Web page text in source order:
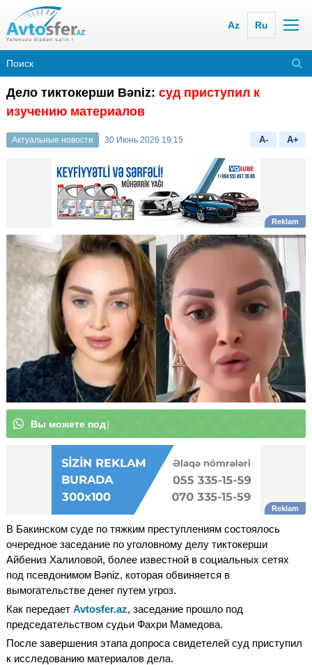
Az Ru
Дело тиктокерши Bəniz: суд приступил к
изучению материалов
Актуальные новости 30 Июнь 2026 19:15 A- A+
Вы може|
В Бакинском суде по тяжким преступлениям состоялось
очередное заседание по уголовному делу тиктокерши
Айбениз Халиловой, более известной в социальных сетях
под псевдонимом Bəniz, которая обвиняется в
вымогательстве денег путем угроз.
Как передает Avtosfer.az, заседание прошло под
председательством судьи Фахри Мамедова.
После завершения этапа допроса свидетелей суд приступил
к исследованию материалов дела.